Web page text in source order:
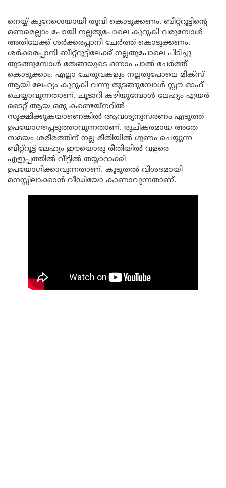
നെയ്യ് കുറേശെയായി തൂവി കൊടുക്കണം. ബീറ്റ്റൂട്ടിന്റെ
മണമെല്ലാം പോയി നല്ലതുപോലെ കുറുകി വരുമ്പോൾ
അതിലേക്ക് ശർക്കരപ്പാനി ചേർത്ത് കൊടുക്കണം.
ശർക്കരപ്പാനി ബീറ്റ്റൂട്ടിലേക്ക് നല്ലതുപോലെ പിടിച്ചു
തുടങ്ങുമ്പോൾ തേങ്ങയുടെ ഒന്നാം പാൽ ചേർത്ത്
കൊടുക്കാം. എല്ലാ ചേരുവകളും നല്ലതുപോലെ മിക്സ്
ആയി ലേഹ്യം കുറുകി വന്നു തുടങ്ങുമ്പോൾ സ്റ്റൗ ഓഫ്
ചെയ്യാവുന്നതാണ്‌. ചൂടാറി കഴിയുമ്പോൾ ലേഹ്യം എയർ
ടൈറ്റ് ആയ ഒരു കണ്ടെയ്നറിൽ
സൂക്ഷിക്കുകയാണെങ്കിൽ ആവശ്യനുസരണം എടുത്ത്
ഉപയോഗപ്പെടുത്താവുന്നതാണ്. രുചികരമായ അതേ
സമയം ശരീരത്തിന് നല്ല രീതിയിൽ ഗുണം ചെയ്യുന്ന
ബീറ്റ്റൂട്ട് ലേഹ്യം ഈയൊരു രീതിയിൽ വളരെ
എളുപ്പത്തിൽ വീട്ടിൽ തയ്യാറാക്കി
ഉപയോഗിക്കാവുന്നതാണ്. കൂടുതൽ വിശദമായി
മനസ്സിലാക്കാൻ വീഡിയോ കാണാവുന്നതാണ്.